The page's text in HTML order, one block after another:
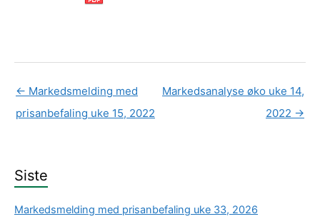
← Markedsmelding med
prisanbefaling uke 15, 2022
Markedsanalyse øko uke 14,
2022 →
Siste
Markedsmelding med prisanbefaling uke 33, 2026